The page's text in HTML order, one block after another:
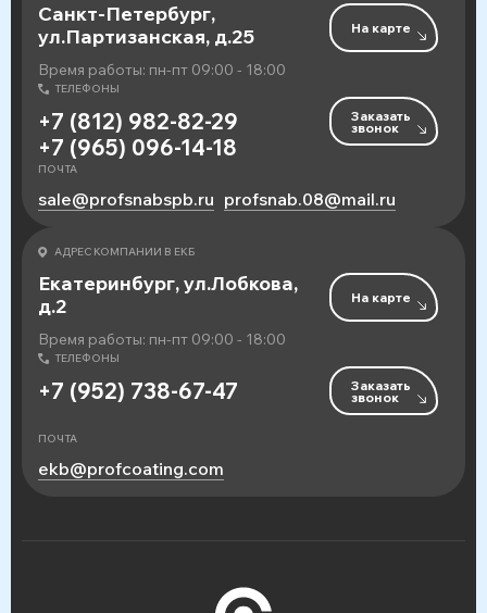
Санкт-Петербург,
ул.Партизанская, д.25
Время работы: пн-пт 09:00 - 18:00
На карте
ТЕЛЕФОНЫ
+7 (812) 982-82-29
+7 (965) 096-14-18
Заказать
звонок
ПОЧТА
sale@profsnabspb.ru profsnab.08@mail.ru
АДРЕС КОМПАНИИ В ЕКБ
Екатеринбург, ул.Лобкова,
д.2
Время работы: пн-пт 09:00 - 18:00
На карте
ТЕЛЕФОНЫ
+7 (952) 738-67-47 Заказать
звонок
ПОЧТА
ekb@profcoating.com